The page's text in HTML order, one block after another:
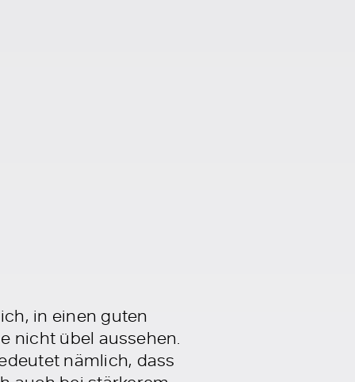
in einen guten
nicht übel aussehen.
nämlich, dass